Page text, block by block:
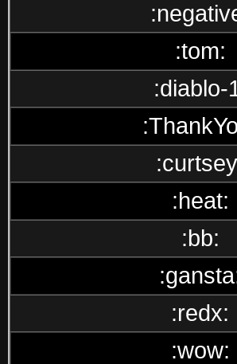
:tom:
:diablo-
:heat:
:bb:
:redx:
:wow: